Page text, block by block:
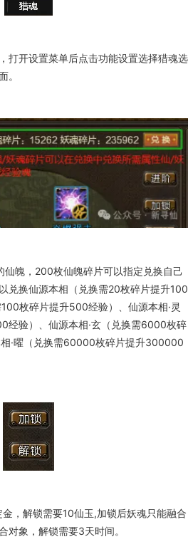
打开设置菜单后点击功能设置选择猎魂选
。
魄，200枚仙魄碎片可以指定兑换自己
兑换仙源本相（兑换需20枚碎片提升100
枚碎片提升500经验）、仙源本相·灵
经验）、仙源本相·玄（兑换需6000枚碎
·曜（兑换需60000枚碎片提升300000
，解锁需要10仙玉,加锁后妖魂只能融合
对象，解锁需要3天时间。